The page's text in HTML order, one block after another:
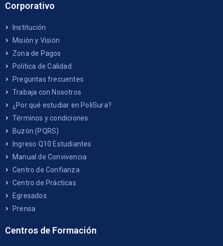
Corporativo
Institución
Misión y Visión
Zona de Pagos
Política de Calidad
Preguntas frecuentes
Trabaja con Nosotros
¿Por qué estudiar en PoliSura?
Términos y condiciones
Buzón (PQRS)
Ingreso Q10 Estudiantes
Manual de Convivencia
Centro de Confianza
Centro de Prácticas
Egresados
Prensa
Centros de Formación